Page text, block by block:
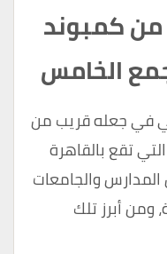
من كمبوند
الخامس
في جعله قريب من
تقع بالقاهرة
والجامعات
ومن أبرز تلك